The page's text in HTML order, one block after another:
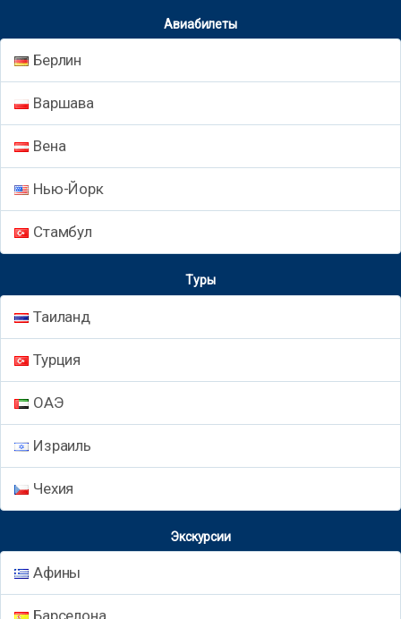
Авиабилеты
Берлин
Варшава
Вена
Нью-Йорк
Стамбул
Туры
Таиланд
Турция
ОАЭ
Израиль
Чехия
Экскурсии
Афины
Барселона